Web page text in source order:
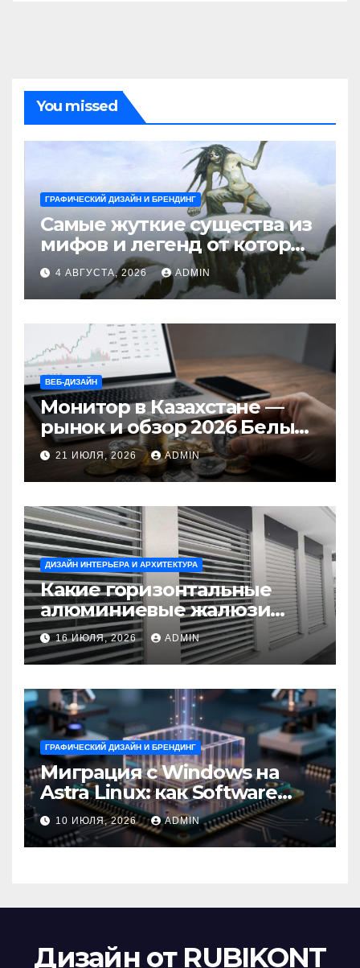
You missed
ГРАФИЧЕСКИЙ ДИЗАЙН И БРЕНДИНГ
Самые жуткие существа из
мифов и легенд от которых
стынет кровь
4 АВГУСТА, 2026 ADMIN
ВЕБ-ДИЗАЙН
Монитор в Казахстане —
рынок и обзор 2026 Белый
Ветер Shop.kz
21 ИЮЛЯ, 2026 ADMIN
ДИЗАЙН ИНТЕРЬЕРА И АРХИТЕКТУРА
Какие горизонтальные
алюминиевые жалюзи
выбрать для окон?
16 ИЮЛЯ, 2026 ADMIN
ГРАФИЧЕСКИЙ ДИЗАЙН И БРЕНДИНГ
Миграция с Windows на
Astra Linux: как Software
Group успешно перешла на
отечественную ОС
10 ИЮЛЯ, 2026 ADMIN
Дизайн от RUBIKONT